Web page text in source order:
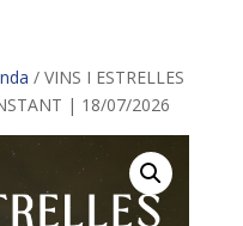
/ VINS I ESTRELLES
| 18/07/2026